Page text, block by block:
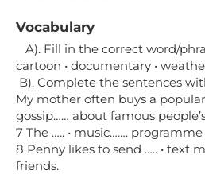
Vocabulary
A). Fill in the correct word/
cartoon • documentary •
В). Complete the sentences
My mother often buys a
gossip…… about famous
7 The ….. • music…….
8 Penny likes to send ….. • text
friends.